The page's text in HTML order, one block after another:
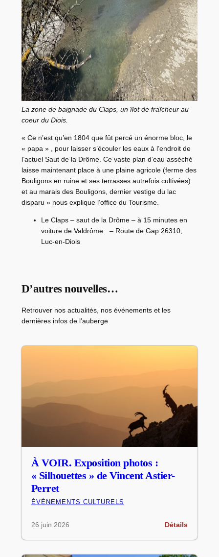
La zone de baignade du Claps, un îlot de fraîcheur au
coeur du Diois.
« Ce n’est qu’en 1804 que fût percé un énorme bloc, le
« papa » , pour laisser s’écouler les eaux à l’endroit de
l’actuel Saut de la Drôme. Ce vaste plan d’eau asséché
laisse maintenant place à une plaine agricole (ferme des
Bouligons en ruine et ses terrasses autrefois cultivées)
et au marais des Bouligons, dernier vestige du lac
disparu » nous explique l’office du Tourisme.
Le Claps – saut de la Drôme – à 15 minutes en
voiture de Valdrôme – Route de Gap 26310,
Luc-en-Diois
D’autres nouvelles…
Retrouver nos actualités, nos événements et les
dernières infos de l’auberge
À VOIR. Exposition photos :
« Silhouettes » de Vincent Astier-
Perret
ÉVÉNEMENTS CULTURELS
26 juin 2026 Détails